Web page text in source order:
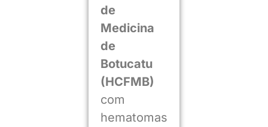
de
Medicina
de
Botucatu
(HCFMB)
com
hematomas